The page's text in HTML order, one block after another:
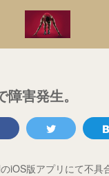
害発生。
iOS版アプリにて不具